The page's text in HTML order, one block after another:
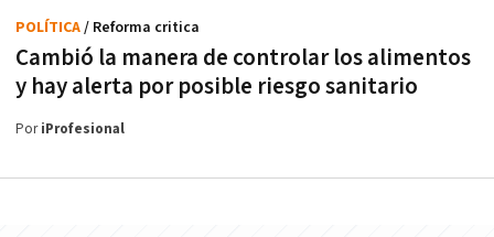
Cambió la manera de controlar los alimentos
y hay alerta por posible riesgo sanitario
POLÍTICA/ Reforma critica
PoriProfesional